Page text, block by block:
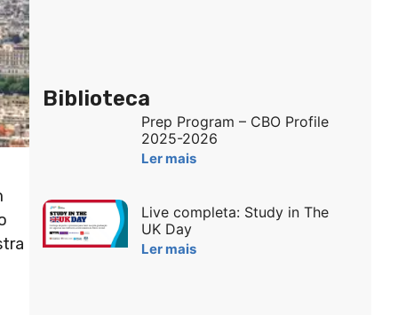
Biblioteca
Prep Program – CBO Profile
2025-2026
Ler mais
Live completa: Study in The
UK Day
Ler mais